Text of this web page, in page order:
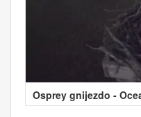
Osprey gnijezdo -